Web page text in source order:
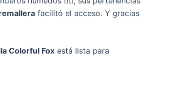
facilitó el acceso. Y gracias
Colorful Fox está lista para